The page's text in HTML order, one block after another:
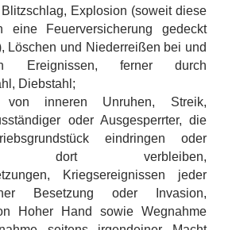
Explosion (soweit diese
eine Feuerversicherung gedeckt
Löschen und Niederreißen bei und
Ereignissen, ferner durch
Diebstahl;
inneren Unruhen, Streik,
oder Ausgesperrter, die
eindringen oder
dort verbleiben,
Kriegsereignissen jeder
Besetzung oder Invasion,
Hoher Hand sowie Wegnahme